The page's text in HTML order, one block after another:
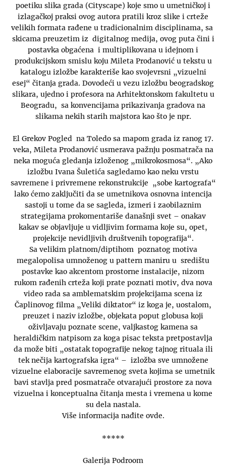
poetiku slika grada (Cityscape) koje smo u umetničkoj i
izlagačkoj praksi ovog autora pratili kroz slike i crteže
velikih formata rađene u tradicionalnim disciplinama, sa
skicama preuzetim iz digitalnog medija, ovog puta čini i
postavka obgaćena i multiplikovana u idejnom i
produkcijskom smislu koju Mileta Prodanović u tekstu u
katalogu izložbe karakteriše kao svojevrsni „vizuelni
esej“ čitanja grada. Dovodeći u vezu izložbu beogradskog
slikara, ujedno i profesora na Arhitektonskom fakultetu u
Beogradu, sa konvencijama prikazivanja gradova na
slikama nekih starih majstora kao što je npr.
El Grekov Pogled na Toledo sa mapom grada iz ranog 17.
veka, Mileta Prodanović usmerava pažnju posmatrača na
neka moguća gledanja izloženog „mikrokosmosa“. „Ako
izložbu Ivana Šuletića sagledamo kao neku vrstu
savremene i privremene rekonstrukcije „sobe kartografa“
lako ćemo zaključiti da se umetnikova osnovna intencija
sastoji u tome da se sagleda, izmeri i zaobilaznim
strategijama prokomentariše današnji svet – onakav
kakav se objavljuje u vidljivim formama koje su, opet,
projekcije nevidljivih društvenih topografija“.
Sa velikim platnom/diptihom poznatog motiva
megalopolisa umnoženog u pattern maniru u središtu
postavke kao akcentom prostorne instalacije, nizom
rukom rađenih crteža koji prate poznati motiv, dva nova
video rada sa amblematskim projekcijama scena iz
Čaplinovog filma „Veliki diktator“ iz koga je, uostalom,
preuzet i naziv izložbe, objekata poput globusa koji
oživljavaju poznate scene, valjkastog kamena sa
heraldičkim natpisom za koga pisac teksta pretpostavlja
da može biti „ostatak topografije nekog tajnog rituala ili
tek nečija kartografska igra“ – izložba sve umnožene
vizuelne elaboracije savremenog sveta kojima se umetnik
bavi stavlja pred posmatrače otvarajući prostore za nova
vizuelna i konceptualna čitanja mesta i vremena u kome
su dela nastala.
Više informacija nađite ovde.
*****
Galerija Podroom